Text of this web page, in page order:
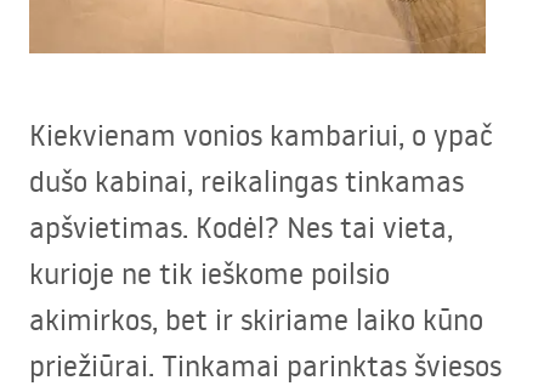
Kiekvienam vonios kambariui, o ypač
dušo kabinai, reikalingas tinkamas
apšvietimas. Kodėl? Nes tai vieta,
kurioje ne tik ieškome poilsio
akimirkos, bet ir skiriame laiko kūno
priežiūrai. Tinkamai parinktas šviesos